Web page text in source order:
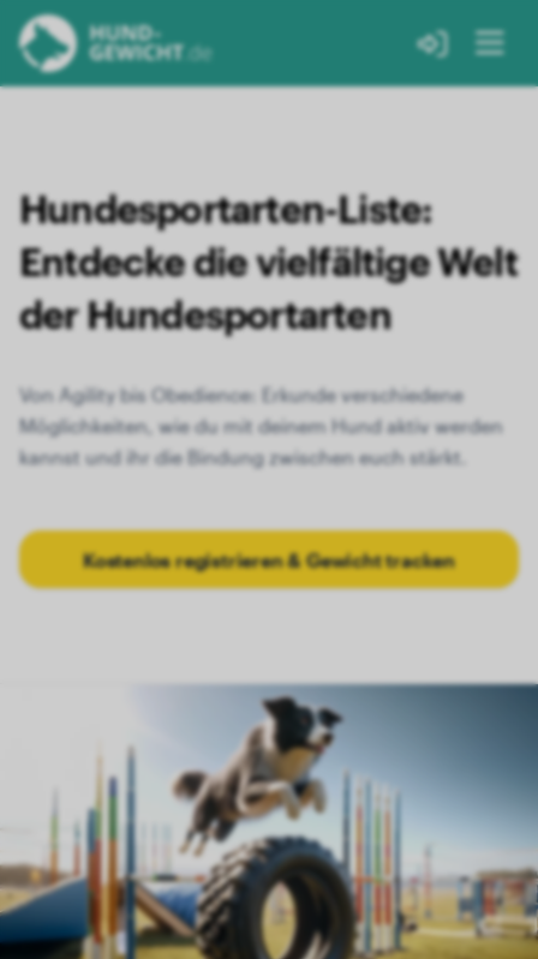
Hundesportarten-Liste:
Entdecke die vielfältige Welt
der Hundesportarten
Von Agility bis Obedience: Erkunde verschiedene
Möglichkeiten, wie du mit deinem Hund aktiv werden
kannst und ihr die Bindung zwischen euch stärkt.
Kostenlos registrieren & Gewicht tracken